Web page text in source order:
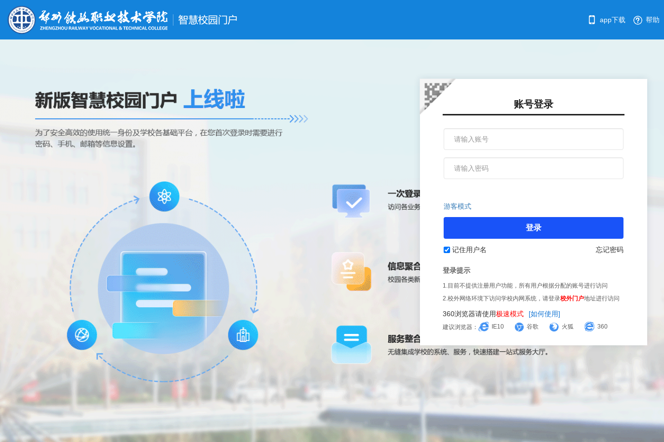
帮助
app下载
账号登录
游客模式
登录
记住用户名 忘记密码
登录提示
1.目前不提供注册用户功能，所有用户根据分配的账号进行访问
2.校外网络环境下访问学校内网系统，请登录校外门户地址进行访问
360浏览器请使用极速模式 [如何使用]
建议浏览器： IE10 谷歌 火狐 360